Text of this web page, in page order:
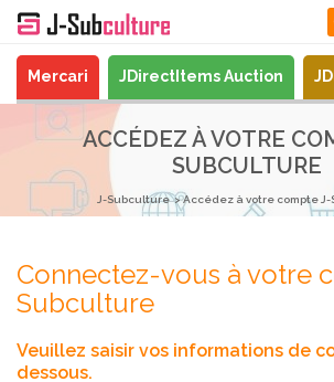
Mercari JDirectItems Auction
ACCÉDEZ À VOTRE
SUBCULTURE
J-Subculture Accédez à votre compte
Connectez-vous à votre
Subculture
Veuillez saisir vos informations de
dessous.